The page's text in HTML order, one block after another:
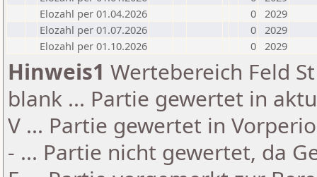
Elozahl per 01.04.2026
0 2029
Elozahl per 01.07.2026
0 2029
Elozahl per 01.10.2026
0 2029
Hinweis1 Wertebereich Feld
blank ... Partie gewertet in
V ... Partie gewertet in
- ... Partie nicht gewertet, da